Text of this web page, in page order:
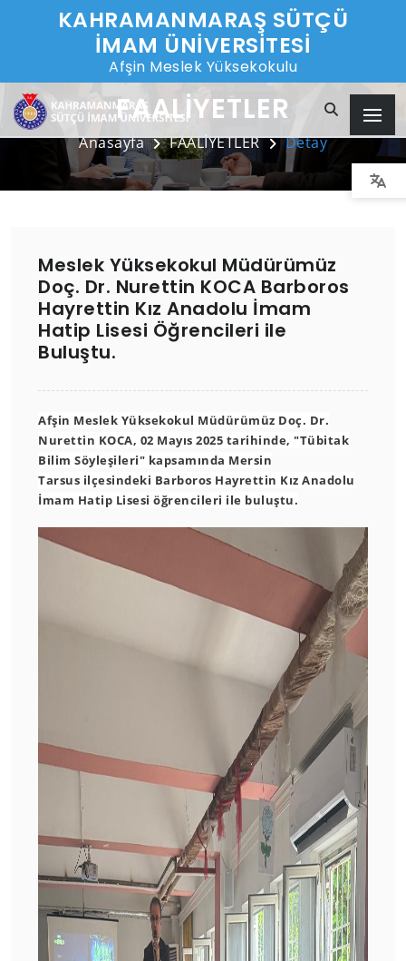
KAHRAMANMARAŞ SÜTÇÜ
İMAM ÜNİVERSİTESİ
Afşin Meslek Yüksekokulu
FAALİYETLER
Anasayfa FAALİYETLER Detay
Meslek Yüksekokul Müdürümüz
Doç. Dr. Nurettin KOCA Barboros
Hayrettin Kız Anadolu İmam
Hatip Lisesi Öğrencileri ile
Buluştu.
Afşin Meslek Yüksekokul Müdürümüz Doç. Dr.
Nurettin KOCA, 02 Mayıs 2025 tarihinde, "Tübitak
Bilim Söyleşileri" kapsamında Mersin
Tarsus ilçesindeki Barboros Hayrettin Kız Anadolu
İmam Hatip Lisesi öğrencileri ile buluştu.